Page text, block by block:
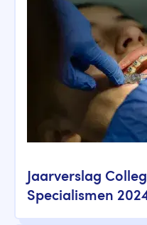
Jaarverslag
Specialismen